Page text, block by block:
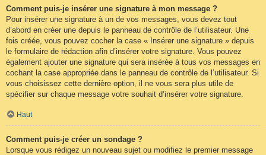
Comment puis-je insérer une signature à mon message ?
Pour insérer une signature à un de vos messages, vous devez tout
d’abord en créer une depuis le panneau de contrôle de l’utilisateur. Une
fois créée, vous pouvez cocher la case « Insérer une signature » depuis
le formulaire de rédaction afin d’insérer votre signature. Vous pouvez
également ajouter une signature qui sera insérée à tous vos messages en
cochant la case appropriée dans le panneau de contrôle de l’utilisateur. Si
vous choisissez cette dernière option, il ne vous sera plus utile de
spécifier sur chaque message votre souhait d’insérer votre signature.
Haut
Comment puis-je créer un sondage ?
Lorsque vous rédigez un nouveau sujet ou modifiez le premier message